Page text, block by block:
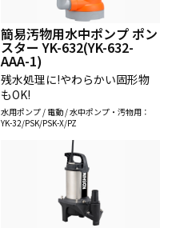
簡易汚物用水中ポンプ ポン
スター YK-632(YK-632-
AAA-1)
残水処理に!やわらかい固形物
もOK!
水用ポンプ / 電動 / 水中ポンプ・汚物用：
YK-32/PSK/PSK-X/PZ